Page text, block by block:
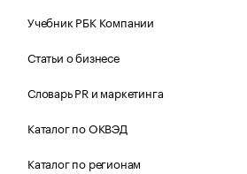
Учебник РБК Компании
Статьи о бизнесе
Словарь PR и маркетинга
Каталог по ОКВЭД
Каталог по регионам